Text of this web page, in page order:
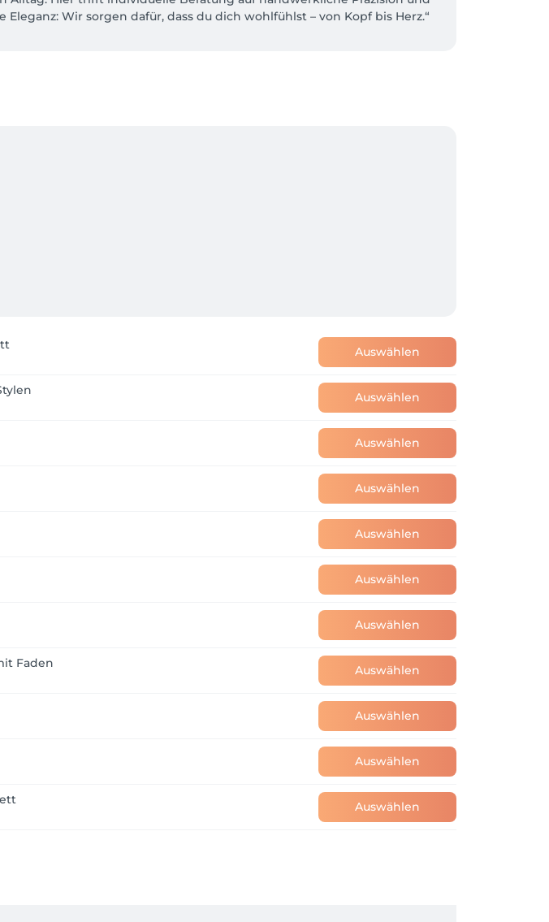
Wir sorgen dafür, dass du dich wohlfühlst – von Kopf bis Herz.“
Auswählen
Auswählen
Auswählen
Auswählen
Auswählen
Auswählen
Auswählen
Faden Auswählen
Auswählen
Auswählen
Auswählen